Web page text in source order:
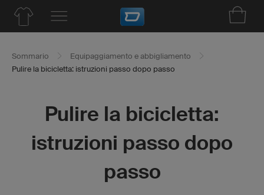
Sommario
Equipaggiamento e abbigliamento
Pulire la bicicletta: istruzioni passo dopo passo
Pulire la bicicletta:
istruzioni passo dopo
passo